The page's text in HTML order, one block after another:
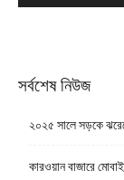
সর্বশেষ নিউজ
২০২৫ সালে সড়কে
কারওয়ান বাজারে